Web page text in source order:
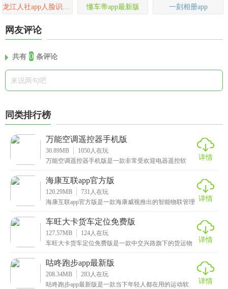
龙江人社app人脸识别认证 懂车帝app最新版 一刻相册app
网友评论
共有 0 条评论
同类排行榜
万能空调遥控器手机版
30.89MB 1050人在玩
万能空调遥控器手机版是一款非常受欢迎电器遥控软
空调设
详情
海康互联app官方版
120.29MB 731 人在玩
海康互联app官方版是一款海康威视推出的智能物联管理 详情
车旺大卡货车定位免费版
127.57MB 124人在玩
车旺大卡货车定位免费版是一款中交兴路旗下的货运物
理服
详情
咕咚跑步app最新版
208.34MB 283人在玩
咕咚跑步app最新版是一款当下年轻人都在用的运动软
详情